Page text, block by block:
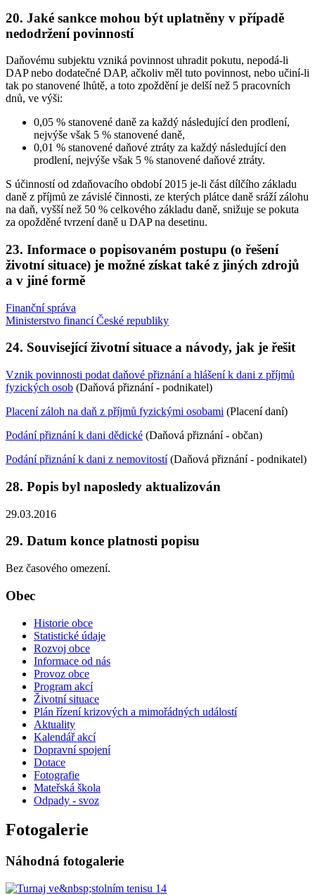
20. Jaké sankce mohou být uplatněny v případě
nedodržení povinností
Daňovému subjektu vzniká povinnost uhradit pokutu, nepodá-li
DAP nebo dodatečné DAP, ačkoliv měl tuto povinnost, nebo učiní-li
tak po stanovené lhůtě, a toto zpoždění je delší než 5 pracovních
dnů, ve výši:
0,05 % stanovené daně za každý následující den prodlení,
nejvýše však 5 % stanovené daně,
0,01 % stanovené daňové ztráty za každý následující den
prodlení, nejvýše však 5 % stanovené daňové ztráty.
S účinností od zdaňovacího období 2015 je-li část dílčího základu
daně z příjmů ze závislé činnosti, ze kterých plátce daně sráží zálohu
na daň, vyšší než 50 % celkového základu daně, snižuje se pokuta
za opožděné tvrzení daně u DAP na desetinu.
23. Informace o popisovaném postupu (o řešení
životní situace) je možné získat také z jiných zdrojů
a v jiné formě
Finanční správa
Ministerstvo financí České republiky
24. Související životní situace a návody, jak je řešit
Vznik povinnosti podat daňové přiznání a hlášení k dani z příjmů
fyzických osob (Daňová přiznání - podnikatel)
Placení záloh na daň z příjmů fyzickými osobami (Placení daní)
Podání přiznání k dani dědické (Daňová přiznání - občan)
Podání přiznání k dani z nemovitostí(Daňová přiznání - podnikatel)
28. Popis byl naposledy aktualizován
29.03.2016
29. Datum konce platnosti popisu
Bez časového omezení.
Obec
Historie obce
Statistické údaje
Rozvoj obce
Informace od nás
Provoz obce
Program akcí
Životní situace
Plán řízení krizových a mimořádných událostí
Aktuality
Kalendář akcí
Dopravní spojení
Dotace
Fotografie
Mateřská škola
Odpady - svoz
Fotogalerie
Náhodná fotogalerie